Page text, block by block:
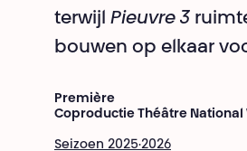
terwijl Pieuvre 3
bouwen op elkaar
Première
Coproductie Théâtre
Seizoen 2025·2026